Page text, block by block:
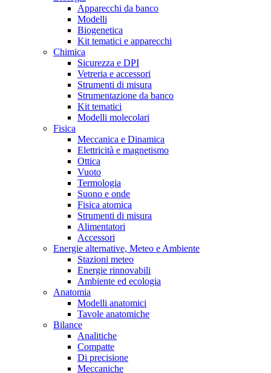
Apparecchi da banco
Modelli
Biogenetica
Kit tematici e apparecchi
Chimica
Sicurezza e DPI
Vetreria e accessori
Strumenti di misura
Strumentazione da banco
Kit tematici
Modelli molecolari
Fisica
Meccanica e Dinamica
Elettricità e magnetismo
Ottica
Vuoto
Termologia
Suono e onde
Fisica atomica
Strumenti di misura
Alimentatori
Accessori
Energie alternative, Meteo e Ambiente
Stazioni meteo
Energie rinnovabili
Ambiente ed ecologia
Anatomia
Modelli anatomici
Tavole anatomiche
Bilance
Analitiche
Compatte
Di precisione
Meccaniche